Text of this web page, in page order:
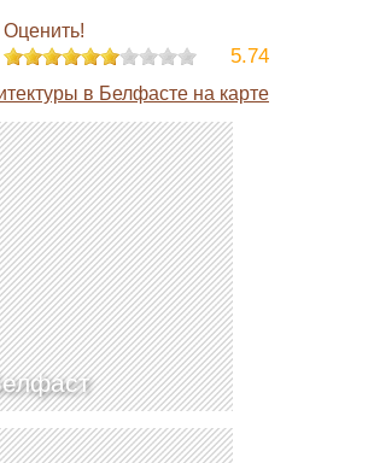
Оценить!
5.74
в Белфасте на карте